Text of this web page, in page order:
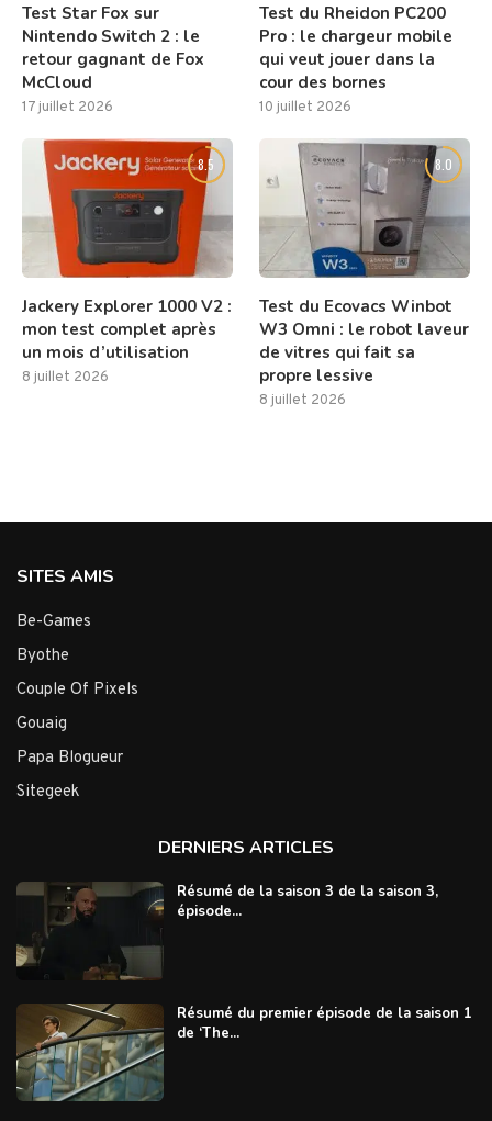
Test Star Fox sur
Nintendo Switch 2 : le
retour gagnant de Fox
McCloud
17 juillet 2026
Test du Rheidon PC200
Pro : le chargeur mobile
qui veut jouer dans la
cour des bornes
10 juillet 2026
8.5
Jackery Explorer 1000 V2 :
mon test complet après
un mois d’utilisation
8 juillet 2026
8.0
Test du Ecovacs Winbot
W3 Omni : le robot laveur
de vitres qui fait sa
propre lessive
8 juillet 2026
SITES AMIS
Be-Games
Byothe
Couple Of Pixels
Gouaig
Papa Blogueur
Sitegeek
DERNIERS ARTICLES
Résumé de la saison 3 de la saison 3,
épisode...
Résumé du premier épisode de la saison 1
de ‘The...